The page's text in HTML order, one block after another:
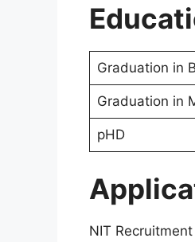
Graduation in
Graduation in
pHD
NIT